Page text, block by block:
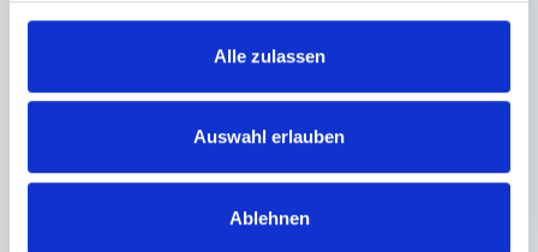
Alle zulassen
Auswahl erlauben
Ablehnen
zu, dass meine Angaben und Daten zur Beantwortung meiner Anfrage
an info@hegerich-immobilien.de widerrufen. *
Absenden